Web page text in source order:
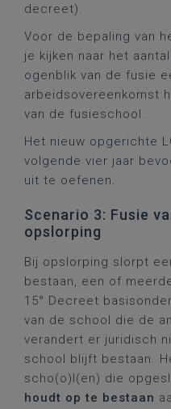
decreet).
Voor de bepaling van
je kijken naar het
ogenblik van de fusie
arbeidsovereenkomst
van de fusieschool.
Het nieuw opgerichte
volgende vier jaar
uit te oefenen.
Scenario 3: Fusie
opslorping
Bij opslorping slorpt
bestaan, een of
15° Decreet
van de school die de
verandert er juridisch
school blijft bestaan.
scho(o)l(en) die
houdt op te bestaan